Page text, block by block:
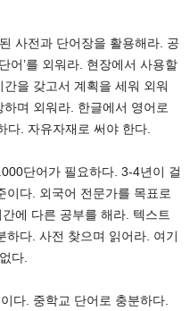
사전과 단어장을 활용해라. 공
어’를 외워라. 현장에서 사용할
을 갖고서 계획을 세워 외워
며 외워라. 한글에서 영어로
다. 자유자재로 써야 한다.
단어가 필요하다. 3-4년이 걸
다. 외국어 전문가를 목표로
에 다른 공부를 해라. 텍스트
다. 사전 찾으며 읽어라. 여기
다.
다. 중학교 단어로 충분하다.